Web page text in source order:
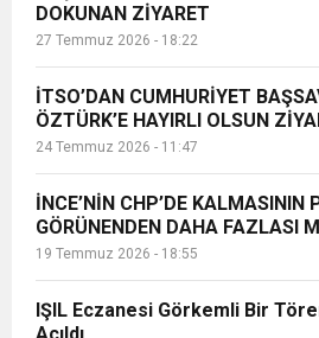
ve Onur Nişanesidir
6:19 HBB BAŞKANI ÖNTÜRK’ÜN
CUMHURİYET BAYRAMI MESAJI
17:36 KURUMLAR VERGİSİ
1:00 İTSO İŞ-KUR SGK TOPLANTI
21:40 CEYLANDERE’DE BAŞKAN
DOKUNAN ZİYARET
27 Temmuz 2026 - 18:22
İTSO’DAN CUMHURİYET
ÖZTÜRK’E HAYIRLI OLSUN
24 Temmuz 2026 - 11:47
İNCE’NİN CHP’DE KALMASININ
GÖRÜNENDEN DAHA FAZLASI
19 Temmuz 2026 - 18:55
IŞIL Eczanesi Görkemli Bir